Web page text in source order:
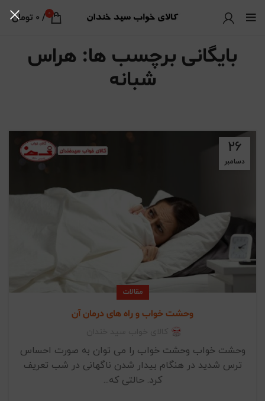
0
/
0 تومان
بایگانی برچسب ها: هراس
شبانه
26
دسامبر
مقالات
وحشت خواب و راه های درمان آن
وحشت خواب وحشت خواب را می توان به صورت احساس
ترس شدید در هنگام بیدار شدن ناگهانی در شب تعریف
کرد. حالتی که...